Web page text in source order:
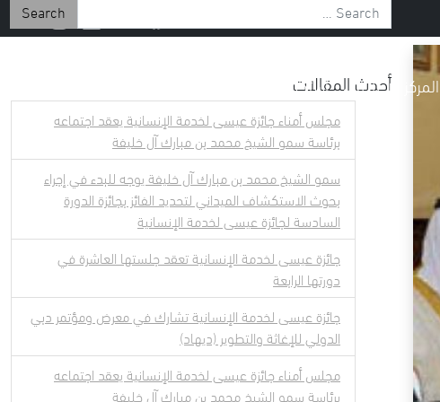
المركز الإعلامي إستكشف
أحدث المقالات
مجلس أمناء جائزة عيسى لخدمة الإنسانية يعقد اجتماعه
برئاسة سمو الشيخ محمد بن مبارك آل خليفة
سمو الشيخ محمد بن مبارك آل خليفة يوجه للبدء في إجراء
بحوث الاستكشاف الميداني لتحديد الفائز بجائزة الدورة
السادسة لجائزة عيسى لخدمة الإنسانية
جائزة عيسى لخدمة الإنسانية تعقد جلستها العاشرة في
دورتها الرابعة
جائزة عيسى لخدمة الإنسانية تشارك في معرض ومؤتمر دبي
الدولي للإغاثة والتطوير (ديهاد)
مجلس أمناء جائزة عيسى لخدمة الإنسانية يعقد اجتماعه
برئاسة سمو الشيخ محمد بن مبارك آل خليفة